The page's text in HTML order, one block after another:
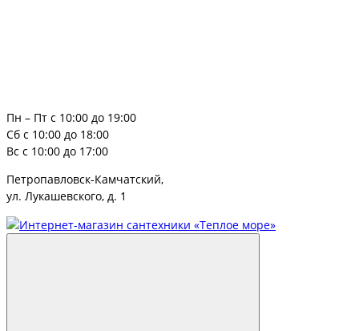
Пн – Пт с 10:00 до 19:00
Сб с 10:00 до 18:00
Вс с 10:00 до 17:00
Петропавловск-Камчатский,
ул. Лукашевского, д. 1